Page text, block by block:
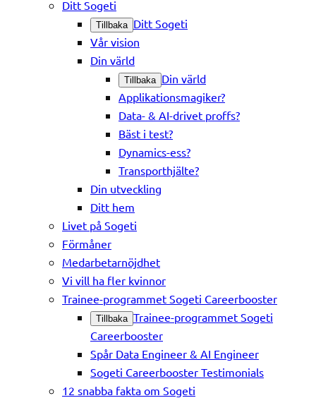
Ditt Sogeti
Tillbaka Ditt Sogeti
Vår vision
Din värld
Tillbaka Din värld
Applikationsmagiker?
Data- & AI-drivet proffs?
Bäst i test?
Dynamics-ess?
Transporthjälte?
Din utveckling
Ditt hem
Livet på Sogeti
Förmåner
Medarbetarnöjdhet
Vi vill ha fler kvinnor
Trainee-programmet Sogeti Careerbooster
Tillbaka Trainee-programmet Sogeti
Careerbooster
Spår Data Engineer & AI Engineer
Sogeti Careerbooster Testimonials
12 snabba fakta om Sogeti